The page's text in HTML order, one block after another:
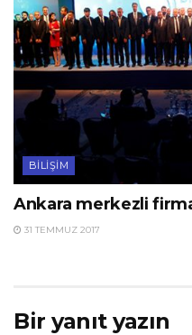
BILIŞIM
Ankara merkezli
31 TEMMUZ 2017
Bir yanıt yazın